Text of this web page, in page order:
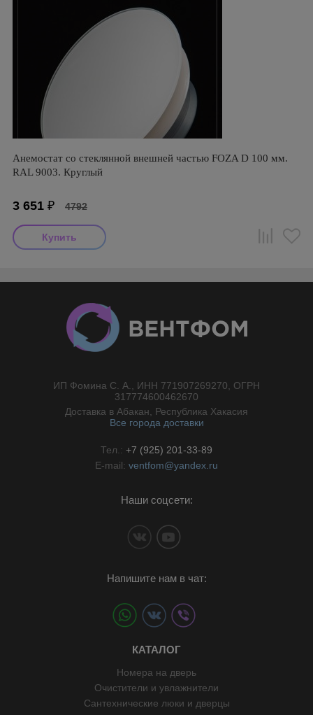
Анемостат со стеклянной внешней частью FOZA D 100 мм.
RAL 9003. Круглый
3 651 ₽ 4792
ИП Фомина С. А., ИНН 771907269270, ОГРН
317774600462670
Доставка в Абакан, Республика Хакасия
Все города доставки
Тел.: +7 (925) 201-33-89
E-mail: ventfom@yandex.ru
Наши соцсети:
Напишите нам в чат:
КАТАЛОГ
Номера на дверь
Очистители и увлажнители
Сантехнические люки и дверцы